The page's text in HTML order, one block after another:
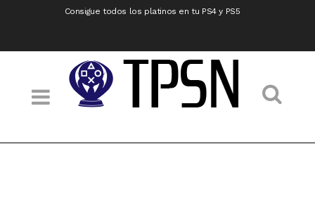
Consigue todos los platinos en tu PS4 y PS5